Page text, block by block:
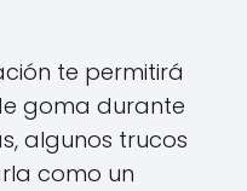
te permitirá
goma durante
algunos trucos
como un